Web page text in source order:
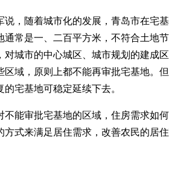
随着城市化的发展，青岛市在宅基
通常是一、二百平方米，不符合土地
对城市的中心城区、城市规划的建成
区域，原则上都不能再审批宅基地。
的宅基地可稳定延续下去。
审批宅基地的区域，住房需求如何
方式来满足居住需求，改善农民的居住